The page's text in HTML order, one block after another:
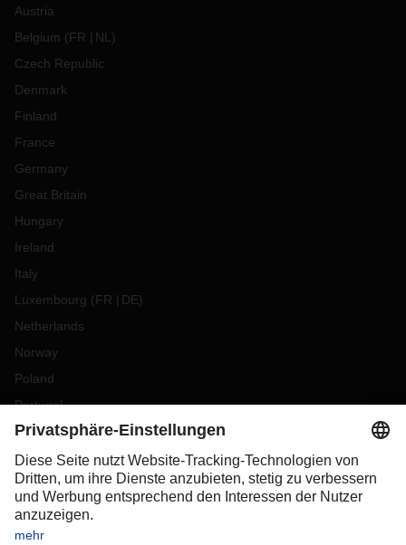
Austria
Belgium (FR NL )
Czech Republic
Denmark
Finland
France
Germany
Great Britain
Hungary
Ireland
Italy
Luxembourg (FR DE)
Netherlands
Norway
Poland
Portugal
Romania
Slovakia
Spain
Sweden
Switzerland